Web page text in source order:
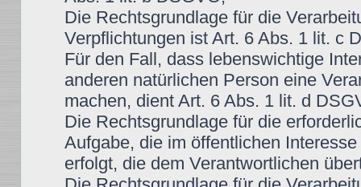
Die Rechtsgrundlage für die
Verpflichtungen ist Art. 6 Abs. 1 lit. c
Für den Fall, dass lebenswichtige
anderen natürlichen Person eine
machen, dient Art. 6 Abs. 1 lit. d
Die Rechtsgrundlage für die
Aufgabe, die im öffentlichen
erfolgt, die dem Verantwortlichen